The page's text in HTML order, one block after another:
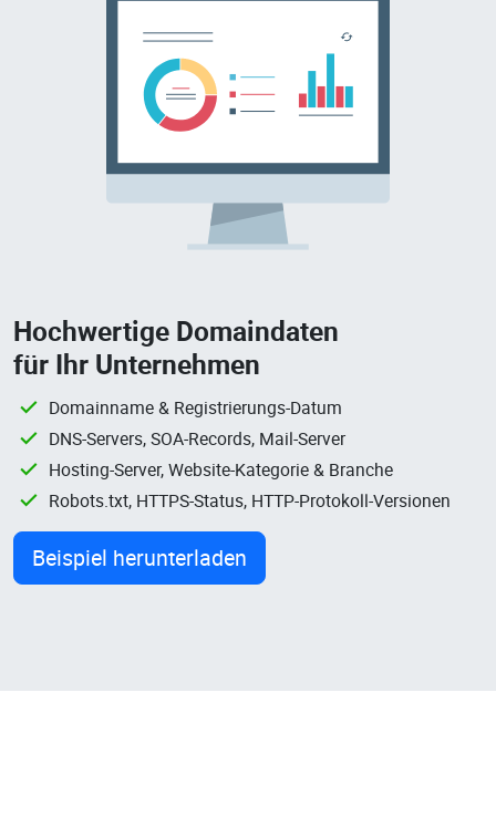
Hochwertige Domaindaten
für Ihr Unternehmen
Domainname & Registrierungs-Datum
DNS-Servers, SOA-Records, Mail-Server
Hosting-Server, Website-Kategorie & Branche
Robots.txt, HTTPS-Status, HTTP-Protokoll-Versionen
Beispiel herunterladen